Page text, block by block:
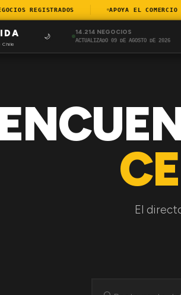
REGISTRADOS APOYA EL COMERCIO
Chile
🌙
14.214 NEGOCIOS
ACTUALIZADO 09 DE AGOSTO DE 2026
El